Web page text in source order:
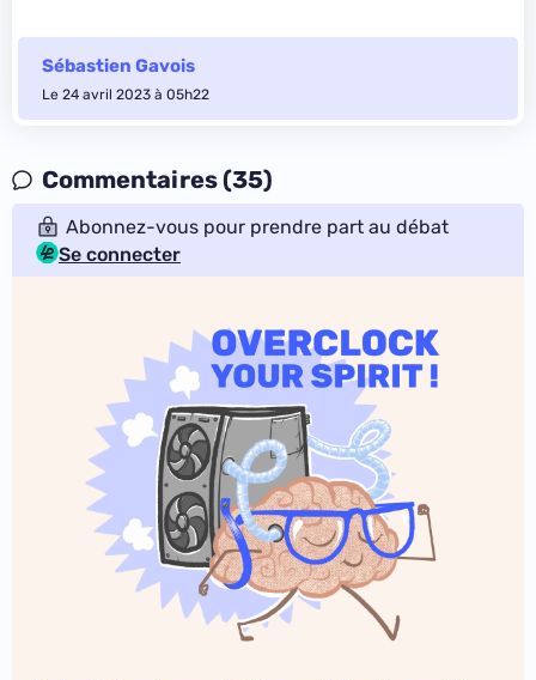
Sébastien Gavois
Le 24 avril 2023 à 05h22
Commentaires (35)
Abonnez-vous pour prendre part au débat
Se connecter